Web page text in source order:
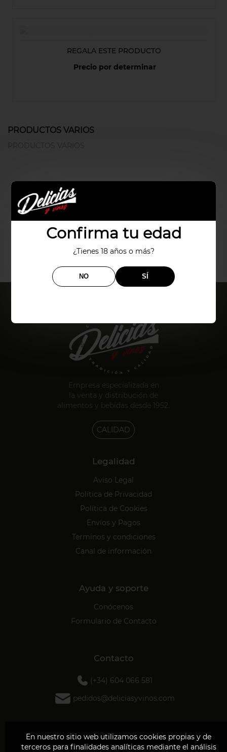
Confirma tu edad
¿Tienes 18 años o más?
NO SÍ
REGALA ESTE PRODUCTO
Precio por determinar
PRODUCTOS VARIOS
En nuestro sitio web utilizamos cookies propias y de
terceros para finalidades analíticas mediante el análisis
Empresa especializada en
la venta y distribución de
alimentos y bebidas desde 1952.
CALIDAD
Legalidad
Aviso Legal
Política de Privacidad
Política de Cookies
Envíos y Pagos
Terminos y condiciones
Canal de información
Ayuda y soporte
Conócenos
Formulario de Contacto
Contacto
(+34) 604 066 581
pedidos@deliciasyvinos.com
Dirección